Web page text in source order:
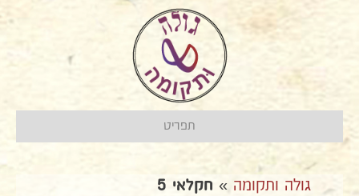
תפריט
גולה ותקומה » חקלאי 5